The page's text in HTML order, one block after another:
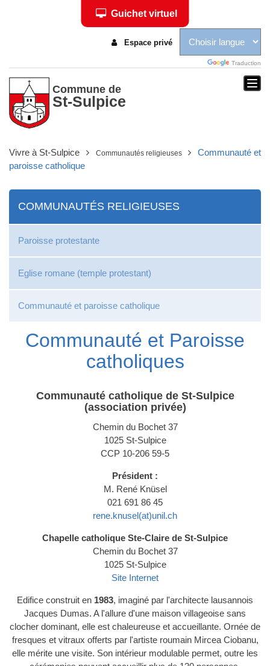
Traduction
Espace privé
Guichet virtuel
Commune de
St-Sulpice
Vivre à St-Sulpice Communautés religieuses
Communauté et
paroisse catholique
COMMUNAUTÉS RELIGIEUSES
Paroisse protestante
Eglise romane (temple protestant)
Communauté et paroisse catholique
Communauté et Paroisse
catholiques
Communauté catholique de St-Sulpice
(association privée)
Chemin du Bochet 37
1025 St-Sulpice
CCP 10-206 59-5
Président :
M. René Knüsel
021 691 86 45
rene.knusel(at)unil.ch
Chapelle catholique Ste-Claire de St-Sulpice
Chemin du Bochet 37
1025 St-Sulpice
Site Internet
Edifice construit en 1983, imaginé par l'architecte lausannois
Jacques Dumas. A l'allure d'une maison villageoise sans
clocher dominant, elle est chaleureuse et accueillante. Ornée de
fresques et vitraux offerts par l'artiste roumain Mircea Ciobanu,
elle mérite une visite. Son intérieur modulable permet, outre les